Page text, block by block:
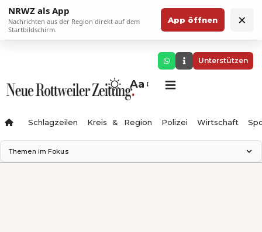
NRWZ als App
Nachrichten aus der Region direkt auf dem
Startbildschirm.
App öffnen ×
Unterstützen
Aa
Schlagzeilen Kreis & Region Polizei Wirtschaft
Themen im Fokus